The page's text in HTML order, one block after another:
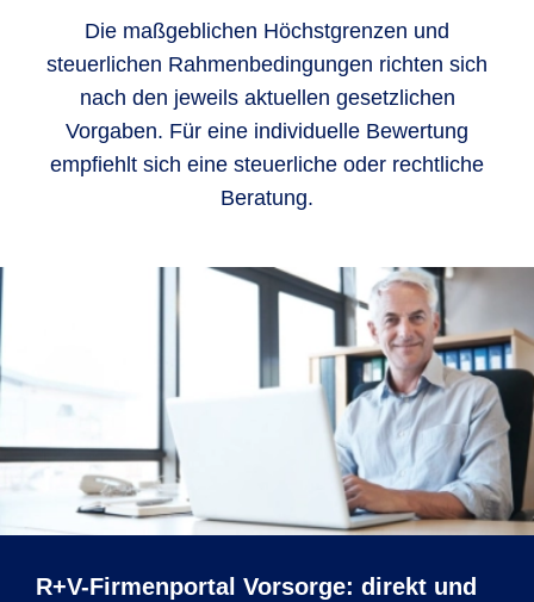
Die maßgeblichen Höchstgrenzen und
steuerlichen Rahmenbedingungen richten sich
nach den jeweils aktuellen gesetzlichen
Vorgaben. Für eine individuelle Bewertung
empfiehlt sich eine steuerliche oder rechtliche
Beratung.
R+V-Firmenportal Vorsorge: direkt und